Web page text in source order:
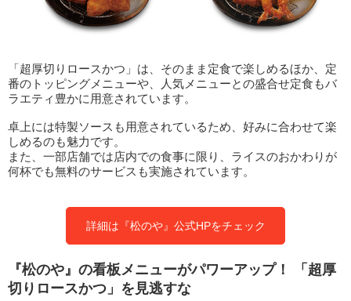
「超厚切りロースかつ」は、そのまま定食で楽しめるほか、定
番のトッピングメニューや、人気メニューとの盛合せ定食もバ
ラエティ豊かに用意されています。
卓上には特製ソースも用意されているため、好みに合わせて楽
しめるのも魅力です。
また、一部店舗では店内での食事に限り、ライスのおかわりが
何杯でも無料のサービスも実施されています。
詳細は『松のや』公式HPをチェック
『松のや』の看板メニューがパワーアップ！ 「超厚
切りロースかつ」を見逃すな